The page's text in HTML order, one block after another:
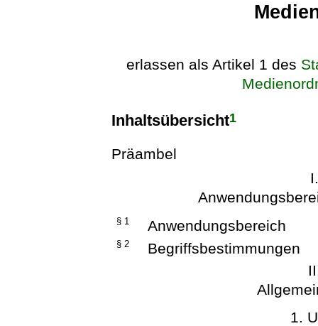
erlassen als Artikel 1 des
Inhaltsübersicht1
Präambel
§ 1 Anwendungsbereich
§ 2
Begriffsbestimmungen
1.